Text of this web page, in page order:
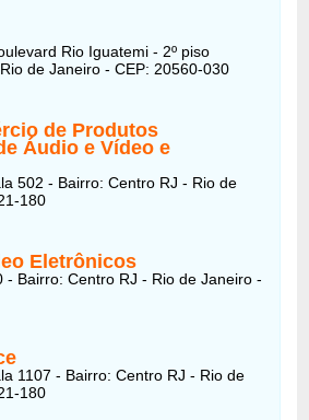
Rio Iguatemi - 2º piso
de Janeiro - CEP: 20560-030
de Produtos
Áudio e Vídeo e
502 - Bairro: Centro RJ - Rio de
180
Eletrônicos
- Bairro: Centro RJ - Rio de Janeiro -
1107 - Bairro: Centro RJ - Rio de
180